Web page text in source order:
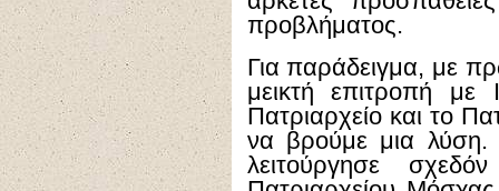
προβλήματος.
Για παράδειγμα, με
μεικτή επιτροπή με
Πατριαρχείο και το
να βρούμε μια λύση.
λειτούργησε